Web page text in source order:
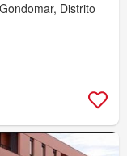
Distrito